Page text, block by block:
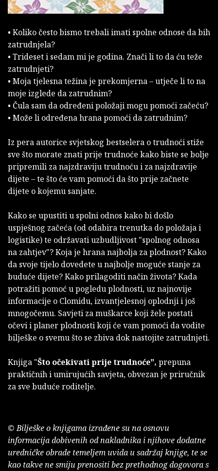
• Koliko često bismo trebali imati spolne odnose da bih
zatrudnjela?
• Trideset i sedam mi je godina. Znači li to da ću teže
zatrudnjeti?
• Moja tjelesna težina je prekomjerna – utječe li to na
moje izglede da zatrudnim?
• Čula sam da određeni položaji mogu pomoći začeću?
• Može li određena hrana pomoći da zatrudnim?
Iz pera autorice svjetskog bestselera o trudnoći stiže
sve što morate znati prije trudnoće kako biste se bolje
pripremili za najzdraviju trudnoću i za najzdravije
dijete – te što će vam pomoći da što prije začnete
dijete o kojemu sanjate.
Kako se upustiti u spolni odnos kako bi došlo
uspješnog začeća (od odabira trenutka do položaja i
logistike) te održavati uzbudljivost "spolnog odnosa
na zahtjev"? Koja je hrana najbolja za plodnost? Kako
da svoje tijelo dovedete u najbolje moguće stanje za
buduće dijete? Kako prilagoditi način života? Kada
potražiti pomoć u pogledu plodnosti, uz najnovije
informacije o Clomidu, izvantjelesnoj oplodnji i još
mnogočemu. Savjeti za muškarce koji žele postati
očevi i planer plodnosti koji će vam pomoći da vodite
bilješke o svemu što se zbiva dok nastojite zatrudnjeti.
Knjiga "Što očekivati prije trudnoće", prepuna
praktičnih i umirujućih savjeta, obvezan je priručnik
za sve buduće roditelje.
© Bilješke o knjigama izrađene su na osnovu
informacija dobivenih od nakladnika i njihove dodatne
uredničke obrade temeljem uvida u sadržaj knjige, te se
kao takve ne smiju prenositi bez prethodnog dogovora s